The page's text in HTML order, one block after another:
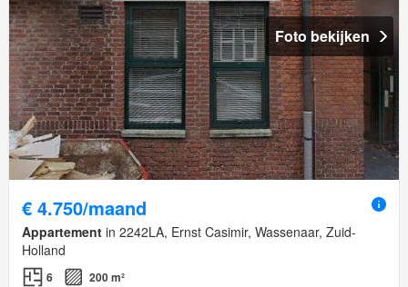
Foto bekijken
€ 4.750/maand
Appartement in 2242LA, Ernst Casimir, Wassenaar, Zuid-
Holland
6 200 m²